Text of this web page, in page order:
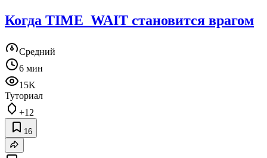
Когда TIME_WAIT становится врагом
Средний
6 мин
15K
Туториал
+12
16